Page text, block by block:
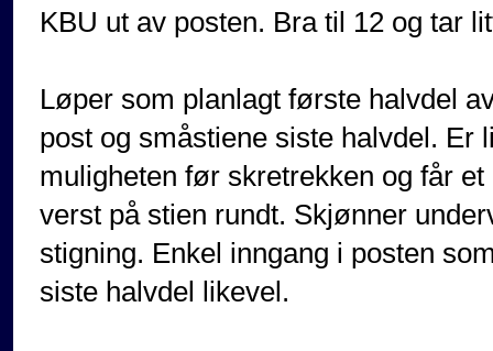
KBU ut av posten. Bra til 12 og tar
Løper som planlagt første halvdel
post og småstiene siste halvdel. Er
muligheten før skretrekken og får
verst på stien rundt. Skjønner
stigning. Enkel inngang i posten
siste halvdel likevel.